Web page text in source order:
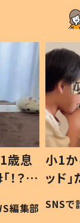
歳息
？」
編集部
小1か
ッド
作り
#令和
SNSで